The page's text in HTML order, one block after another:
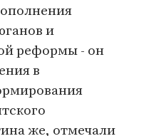
и
реформы - он
в
же, отмечали